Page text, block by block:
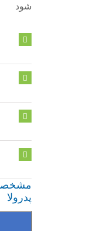
شود
پدرولا